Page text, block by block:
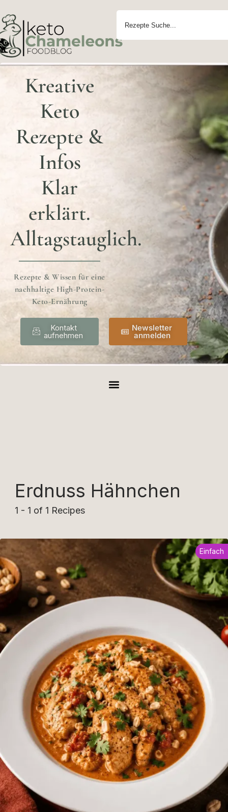
Kreative
Keto
Rezepte &
Infos
Klar
erklärt.
Alltagstauglich.
Rezepte & Wissen für eine
nachhaltige High-Protein-
Keto-Ernährung
Kontakt
aufnehmen
Newsletter
anmelden
Erdnuss Hähnchen
1 - 1 of 1 Recipes
Einfach